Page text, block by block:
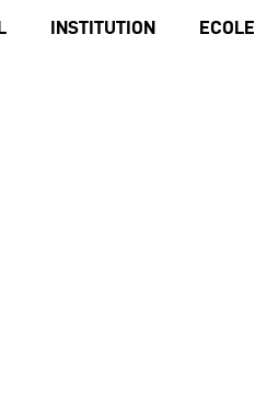
INSTITUTION ECOLE